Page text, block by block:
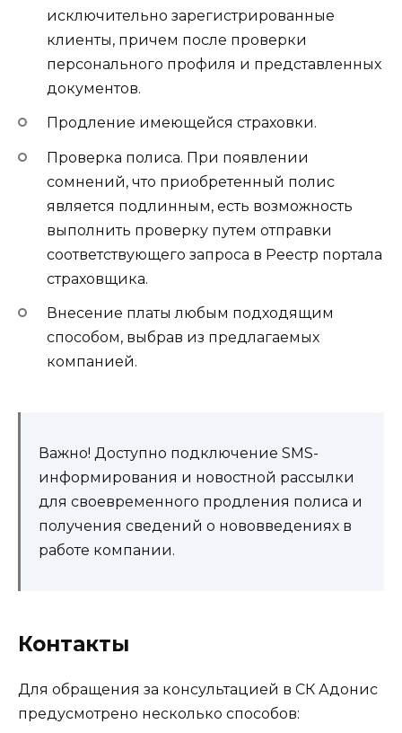
исключительно зарегистрированные
клиенты, причем после проверки
персонального профиля и представленных
документов.
Продление имеющейся страховки.
Проверка полиса. При появлении
сомнений, что приобретенный полис
является подлинным, есть возможность
выполнить проверку путем отправки
соответствующего запроса в Реестр портала
страховщика.
Внесение платы любым подходящим
способом, выбрав из предлагаемых
компанией.
Важно! Доступно подключение SMS-
информирования и новостной рассылки
для своевременного продления полиса и
получения сведений о нововведениях в
работе компании.
Контакты
Для обращения за консультацией в СК Адонис
предусмотрено несколько способов: